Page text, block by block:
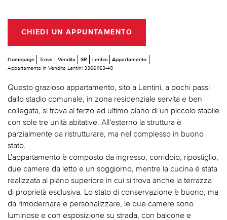
CHIEDI UN APPUNTAMENTO
Homepage Trova Vendita SR Lentini
Appartamento
Appartamento In Vendita Lentini 33661163-40
Questo grazioso appartamento, sito a Lentini, a pochi passi
dallo stadio comunale, in zona residenziale servita e ben
collegata, si trova al terzo ed ultimo piano di un piccolo stabile
con sole tre unità abitative. All'esterno la struttura è
parzialmente da ristrutturare, ma nel complesso in buono
stato.
L'appartamento è composto da ingresso, corridoio, ripostiglio,
due camere da letto e un soggiorno, mentre la cucina é stata
realizzata al piano superiore in cui si trova anche la terrazza
di proprietà esclusiva. Lo stato di conservazione è buono, ma
da rimodernare e personalizzare, le due camere sono
luminose e con esposizione su strada, con balcone e